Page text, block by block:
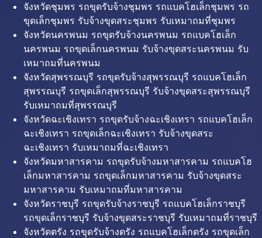
จังหวัดชุมพร รถขุดรับจ้างชุมพร รถแบคโฮเล็กชุมพร รถ
ขุดเล็กชุมพร รับจ้างขุดสระชุมพร รับเหมาถมที่ชุมพร
จังหวัดนครพนม รถขุดรับจ้างนครพนม รถแบคโฮเล็ก
นครพนม รถขุดเล็กนครพนม รับจ้างขุดสระนครพนม รับ
เหมาถมที่นครพนม
จังหวัดสุพรรณบุรี รถขุดรับจ้างสุพรรณบุรี รถแบคโฮเล็ก
สุพรรณบุรี รถขุดเล็กสุพรรณบุรี รับจ้างขุดสระสุพรรณบุรี
รับเหมาถมที่สุพรรณบุรี
จังหวัดฉะเชิงเทรา รถขุดรับจ้างฉะเชิงเทรา รถแบคโฮเล็ก
ฉะเชิงเทรา รถขุดเล็กฉะเชิงเทรา รับจ้างขุดสระ
ฉะเชิงเทรา รับเหมาถมที่ฉะเชิงเทรา
จังหวัดมหาสารคาม รถขุดรับจ้างมหาสารคาม รถแบคโฮ
เล็กมหาสารคาม รถขุดเล็กมหาสารคาม รับจ้างขุดสระ
มหาสารคาม รับเหมาถมที่มหาสารคาม
จังหวัดราชบุรี รถขุดรับจ้างราชบุรี รถแบคโฮเล็กราชบุรี
รถขุดเล็กราชบุรี รับจ้างขุดสระราชบุรี รับเหมาถมที่ราชบุรี
จังหวัดตรัง รถขุดรับจ้างตรัง รถแบคโฮเล็กตรัง รถขุดเล็ก